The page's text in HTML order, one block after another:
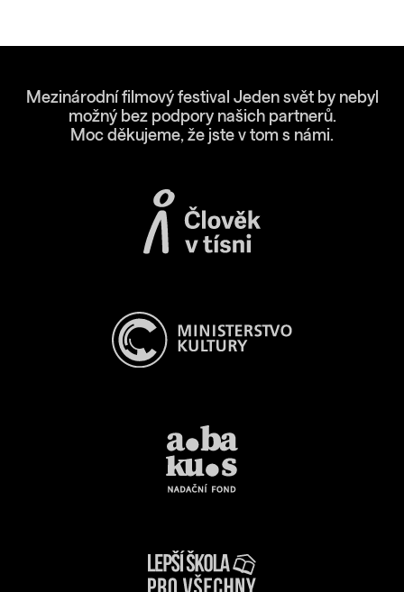
Mezinárodní filmový festival Jeden svět by nebyl
možný bez podpory našich partnerů.
Moc děkujeme, že jste v tom s námi.